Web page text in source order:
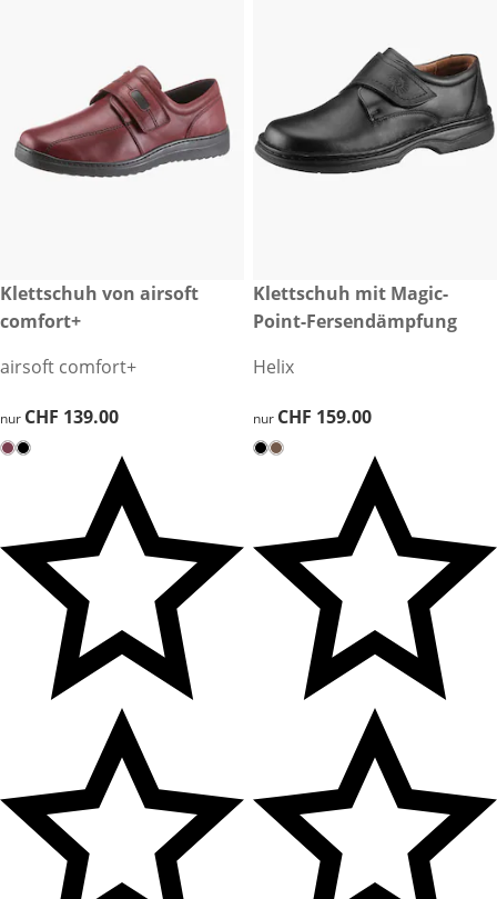
CHF 139.00
Klettschuh von airsoft
comfort+
airsoft comfort+
CHF 139.00
nur CHF 139.00
CHF 159.00
Klettschuh mit Magic-
Point-Fersendämpfung
Helix
CHF 159.00
nur CHF 159.00